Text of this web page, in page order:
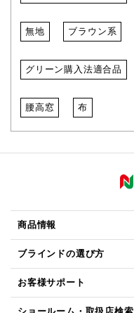
無地 ブラウン系
グリーン購入法適合品
腰高窓 布
商品情報
ブラインドの選び方
お客様サポート